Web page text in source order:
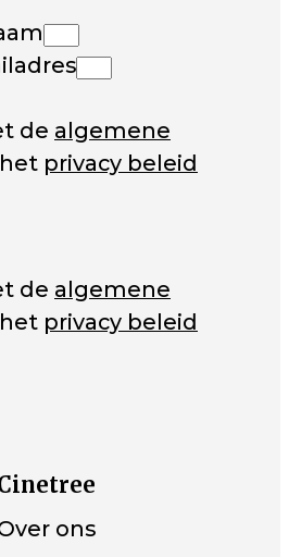
de algemene
privacy beleid
de algemene
privacy beleid
ons